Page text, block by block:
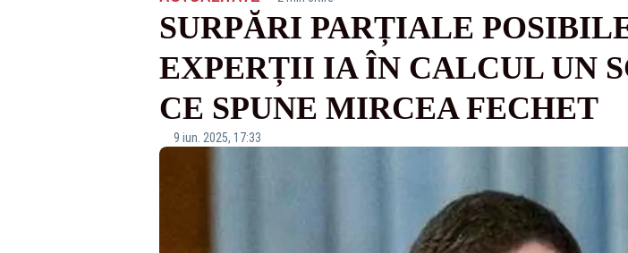
SURPĂRI PARȚIALE
EXPERȚII IA ÎN CALCUL UN
CE SPUNE MIRCEA FECHET
9 iun. 2025, 17:33